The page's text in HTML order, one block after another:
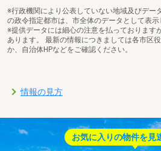
※行政機関により公表していない地域及びデー
の政令指定都市は、市全体のデータとして表示
※提供データには細心の注意を払っております
あります。 最新の情報につきましては各市区
か、自治体HPなどをご確認ください。
情報の見方
お気に入りの物件を見